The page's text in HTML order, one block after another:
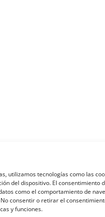
utilizamos tecnologías como las
del dispositivo. El consentimiento
como el comportamiento de
consentir o retirar el
y funciones.
Política de Privacidad
necesarios para alta
de APPCC
Centros